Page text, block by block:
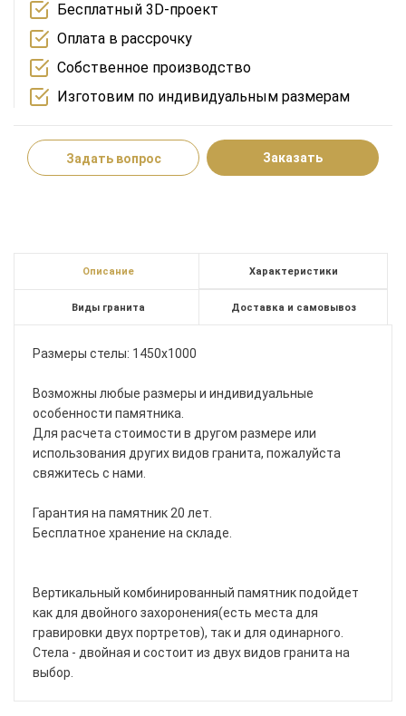
Бесплатный 3D-проект
Оплата в рассрочку
Собственное производство
Изготовим по индивидуальным размерам
Задать вопрос Заказать
Описание Характеристики
Виды гранита Доставка и самовывоз
Размеры стелы: 1450x1000
Возможны любые размеры и индивидуальные
особенности памятника.
Для расчета стоимости в другом размере или
использования других видов гранита, пожалуйста
свяжитесь с нами.
Гарантия на памятник 20 лет.
Бесплатное хранение на складе.
Вертикальный комбинированный памятник подойдет
как для двойного захоронения(есть места для
гравировки двух портретов), так и для одинарного.
Стела - двойная и состоит из двух видов гранита на
выбор.